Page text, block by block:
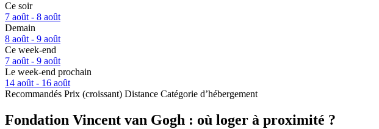
Ce soir
7 août - 8 août
Demain
8 août - 9 août
Ce week-end
7 août - 9 août
Le week-end prochain
14 août - 16 août
Recommandés Prix (croissant) Distance Catégorie d’hébergement
Fondation Vincent van Gogh : où loger à proximité ?